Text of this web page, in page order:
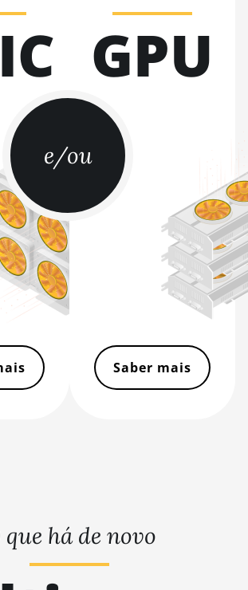
T9+
Z11
Z11e
AntMiner Z11j
AntMiner Z15
AntMiner Z15 Pro
AntMiner Z15e
AntMiner Z15j
Antminer S19 Hyd. (152Th)
Antminer S19 Hydro
Antminer S19j (100TH)
Antminer S23 Hyd. (580Th)
Antminer S23 Hyd. 3U
e/ou
GPU
Saber mais
que há de novo